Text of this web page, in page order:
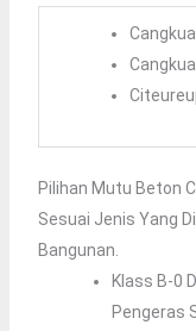
Pilihan Mutu Beton
Sesuai Jenis Yang
Bangunan.
Klass B-0
Pengeras